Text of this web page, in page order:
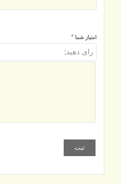
امتیاز شما *